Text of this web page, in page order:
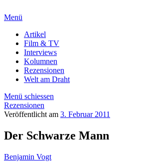
Menü
Artikel
Film & TV
Interviews
Kolumnen
Rezensionen
Welt am Draht
Menü schiessen
Rezensionen
Veröffentlicht am 3. Februar 2011
Der Schwarze Mann
Benjamin Vogt